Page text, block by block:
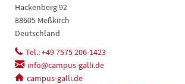
Hackenberg 92
88605 Meßkirch
Deutschland
Tel.: +49 7575 206-1423
info@campus-galli.de
campus-galli.de